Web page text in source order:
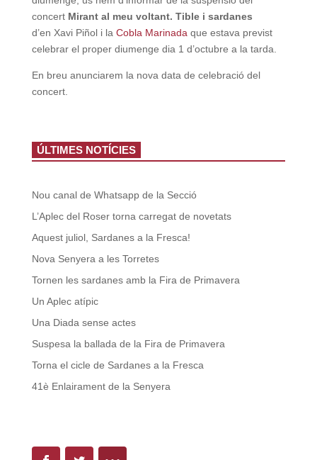
concert Mirant al meu voltant. Tible i sardanes
d’en Xavi Piñol i la Cobla Marinada que estava previst
celebrar el proper diumenge dia 1 d’octubre a la tarda.
En breu anunciarem la nova data de celebració del
concert.
ÚLTIMES NOTÍCIES
Nou canal de Whatsapp de la Secció
L’Aplec del Roser torna carregat de novetats
Aquest juliol, Sardanes a la Fresca!
Nova Senyera a les Torretes
Tornen les sardanes amb la Fira de Primavera
Un Aplec atípic
Una Diada sense actes
Suspesa la ballada de la Fira de Primavera
Torna el cicle de Sardanes a la Fresca
41è Enlairament de la Senyera